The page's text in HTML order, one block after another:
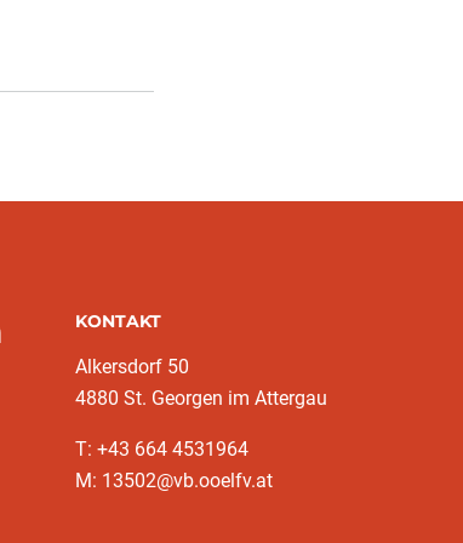
KONTAKT
Alkersdorf 50
4880 St. Georgen im Attergau
T: +43 664 4531964
M: 13502@vb.ooelfv.at